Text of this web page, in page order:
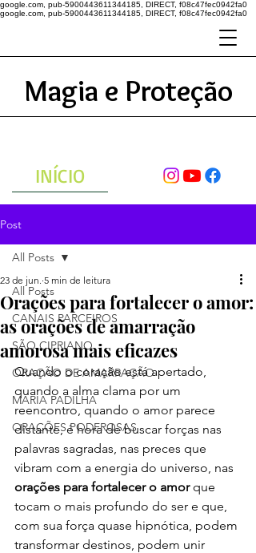
google.com, pub-5900443611344185, DIRECT, f08c47fec0942fa0
google.com, pub-5900443611344185, DIRECT, f08c47fec0942fa0
Magia e Proteção
INÍCIO
Post
All Posts
CANAIS PARCEIROS
SÃO CIPRIANO
ORAÇÃO DE AMARRAÇÃO
MARIA PADILHA
ORAÇÕES PODEROSAS
All Posts
Orações para fortalecer o amor:
as orações de amarração
amorosa mais eficazes
23 de jun. 5 min de leitura
Quando o coração está apertado,
quando a alma clama por um
reencontro, quando o amor parece
distante, é hora de buscar forças nas
palavras sagradas, nas preces que
vibram com a energia do universo, nas
orações para fortalecer o amor que
tocam o mais profundo do ser e que,
com sua força quase hipnótica, podem
transformar destinos, podem unir